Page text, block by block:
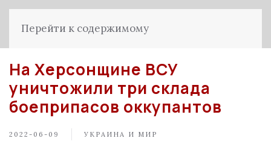
Перейти к содержимому
На Херсонщине ВСУ
уничтожили три склада
боеприпасов оккупантов
2022-06-09 УКРАИНА И МИР